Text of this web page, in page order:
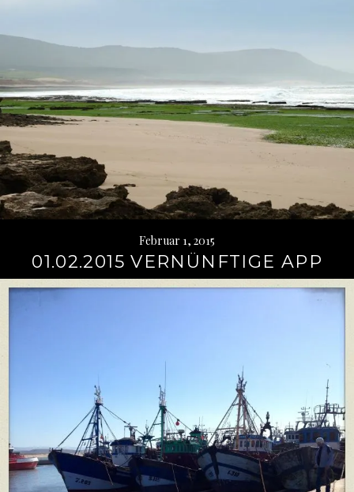
Februar 1, 2015
01.02.2015 VERNÜNFTIGE APP